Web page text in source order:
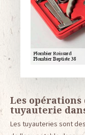
Les opérations
tuyauterie
Les tuyauteries sont